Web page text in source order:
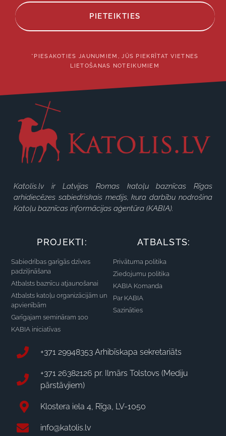
PIETEIKTIES
*PIESAKOTIES JAUNUMIEM, JŪS PIEKRĪTAT VIETNES
LIETOŠANAS NOTEIKUMIEM
Katolis.lv ir Latvijas Romas katoļu baznīcas Rīgas
arhidiecēzes sabiedriskais medijs, kura darbību nodrošina
Katoļu baznīcas informācijas aģentūra (KABIA).
PROJEKTI:
Sabiedrības garīgās dzīves
padziļināšana
Atbalsts baznīcu atjaunošanai
Atbalsts katoļu organizācijām un
apvienībām
Garīgajam semināram 100
KABIA iniciatīvas
ATBALSTS:
Privātuma politika
Ziedojumu politika
KABIA Komanda
Par KABIA
Sazināties
+371 29948353 Arhibīskapa sekretariāts
+371 26382126 pr. Ilmārs Tolstovs (Mediju
pārstāvjiem)
Klostera iela 4, Rīga, LV-1050
info@katolis.lv